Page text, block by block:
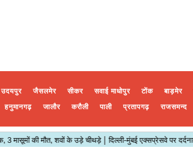
उदयपुर जैसलमेर सीकर सवाई माधोपुर टोंक बाड़मेर
हनुमानगढ़ जालौर करौली पाली प्रतापगढ़ राजसमन्द